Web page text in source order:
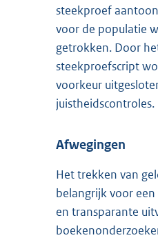
steekproef
voor de populatie
getrokken. Door
steekproefscript
voorkeur
juistheidscontroles.
Afwegingen
Het trekken van
belangrijk voor
en transparante